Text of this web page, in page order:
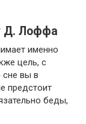
Д. Лоффа
именно
цель, с
сне вы в
предстоит
беды,